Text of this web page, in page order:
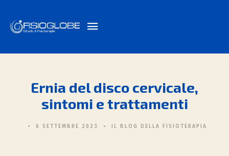
Ernia del disco cervicale,
sintomi e trattamenti
6 SETTEMBRE 2023 IL BLOG DELLA FISIOTERAPIA